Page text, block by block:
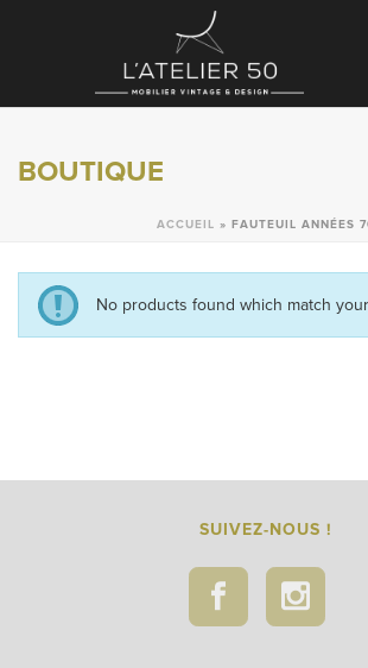
BOUTIQUE
ACCUEIL » FAUTEUIL ANNÉES
No products found which match
SUIVEZ-NOUS !